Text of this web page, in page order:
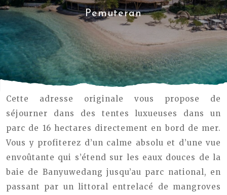
Pemuteran
Cette adresse originale vous propose de
séjourner dans des tentes luxueuses dans un
parc de 16 hectares directement en bord de mer.
Vous y profiterez d’un calme absolu et d’une vue
envoûtante qui s’étend sur les eaux douces de la
baie de Banyuwedang jusqu’au parc national, en
passant par un littoral entrelacé de mangroves